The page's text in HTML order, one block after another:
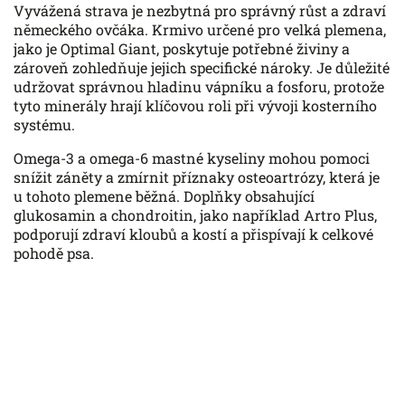
Vyvážená strava je nezbytná pro správný růst a zdraví
německého ovčáka. Krmivo určené pro velká plemena,
jako je Optimal Giant, poskytuje potřebné živiny a
zároveň zohledňuje jejich specifické nároky. Je důležité
udržovat správnou hladinu vápníku a fosforu, protože
tyto minerály hrají klíčovou roli při vývoji kosterního
systému.
Omega-3 a omega-6 mastné kyseliny mohou pomoci
snížit záněty a zmírnit příznaky osteoartrózy, která je
u tohoto plemene běžná. Doplňky obsahující
glukosamin a chondroitin, jako například Artro Plus,
podporují zdraví kloubů a kostí a přispívají k celkové
pohodě psa.